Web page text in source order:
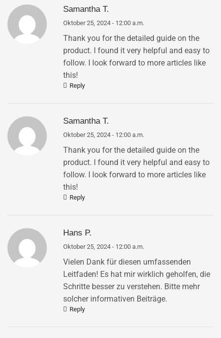
Samantha T.
Oktober 25, 2024 - 12:00 a.m.
Thank you for the detailed guide on the
product. I found it very helpful and easy to
follow. I look forward to more articles like
this!
Reply
Samantha T.
Oktober 25, 2024 - 12:00 a.m.
Thank you for the detailed guide on the
product. I found it very helpful and easy to
follow. I look forward to more articles like
this!
Reply
Hans P.
Oktober 25, 2024 - 12:00 a.m.
Vielen Dank für diesen umfassenden
Leitfaden! Es hat mir wirklich geholfen, die
Schritte besser zu verstehen. Bitte mehr
solcher informativen Beiträge.
Reply